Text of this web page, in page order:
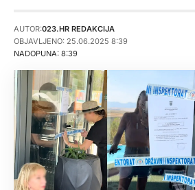
NADOPUNA: 8:39
AUTOR:023.HR REDAKCIJA
OBJAVLJENO: 25.06.2025 8:39